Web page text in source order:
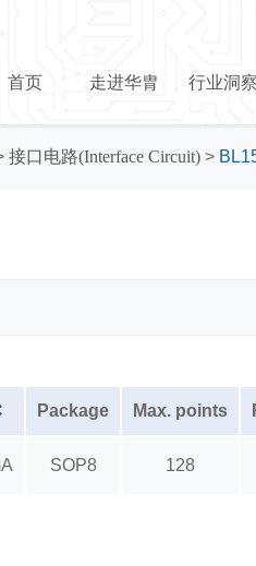
首页 走进华胄 行业洞察
接口电路(Interface Circuit) >
Package Max. points
SOP8 128